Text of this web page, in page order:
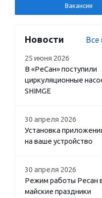
Вакансии
Новости Все
25 июня 2026
В «РеСан» поступили
циркуляционные
SHIMGE
30 апреля 2026
Установка
на ваше устройство
30 апреля 2026
Режим работы Ресан
майские праздники